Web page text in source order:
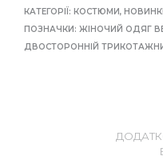
КАТЕГОРІЇ: КОСТЮМИ,
ПОЗНАЧКИ: ЖІНОЧИЙ ОДЯГ
ДВОСТОРОННІЙ